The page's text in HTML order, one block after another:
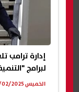
لبرامج
الخميس 27/02/2025 09:44 ص